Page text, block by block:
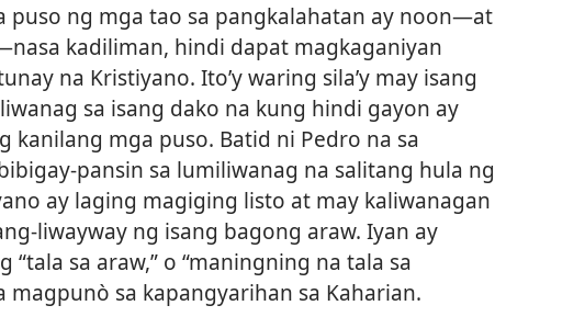
puso ng mga tao sa pangkalahatan ay noon​—at
kadiliman, hindi dapat magkaganiyan
na Kristiyano. Ito’y waring sila’y may isang
sa isang dako na kung hindi gayon ay
kanilang mga puso. Batid ni Pedro na sa
pansin sa lumiliwanag na salitang hula ng
ay laging magiging listo at may kaliwanagan
liwayway ng isang bagong araw. Iyan ay
“tala sa araw,” o “maningning na tala sa
magpunò sa kapangyarihan sa Kaharian.